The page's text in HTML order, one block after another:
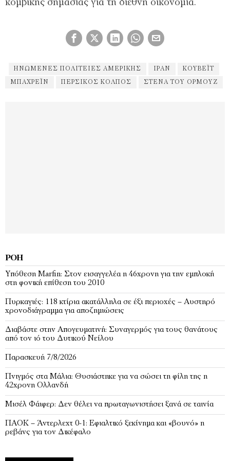
κομβικής σημασίας για τη διεθνή οικονομία.
ΗΝΩΜΈΝΕΣ ΠΟΛΙΤΕΊΕΣ ΑΜΕΡΙΚΉΣ ΙΡΑΝ ΚΟΥΒΈΙΤ
ΜΠΑΧΡΈΙΝ ΠΕΡΣΙΚΌΣ ΚΌΛΠΟΣ ΣΤΕΝΆ ΤΟΥ ΟΡΜΟΎΖ
ΡΟΉ
Υπόθεση Marfin: Στον εισαγγελέα η 46χρονη για την εμπλοκή
στη φονική επίθεση του 2010
Πυρκαγιές: 118 κτίρια ακατάλληλα σε έξι περιοχές – Αυστηρό
χρονοδιάγραμμα για αποζημιώσεις
Διαβάστε στην Απογευματινή: Συναγερμός για τους θανάτους
από τον ιό του Δυτικού Νείλου
Παρασκευή 7/8/2026
Πνιγμός στα Μάλια: Θυσιάστηκε για να σώσει τη φίλη της η
42χρονη Ολλανδή
Μισέλ Φάιφερ: Δεν θέλει να πρωταγωνιστήσει ξανά σε ταινία
ΠΑΟΚ – Άντερλεχτ 0-1: Εφιαλτικό ξεκίνημα και «βουνό» η
ρεβάνς για τον Δικέφαλο